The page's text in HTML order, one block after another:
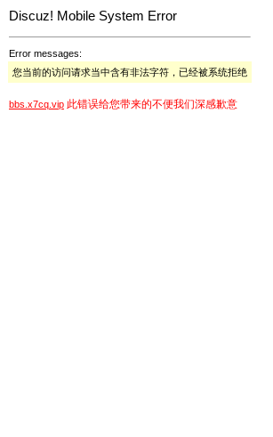
Discuz! Mobile System Error
Error messages:
您当前的访问请求当中含有非法字符，已经被系统拒绝
bbs.x7cq.vip 此错误给您带来的不便我们深感歉意